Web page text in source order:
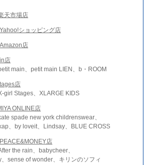
天市場店
ショッピング店
店
店
main、petit main LIEN、b・ROOM
店
girl Stages、XLARGE KIDS
ONLINE店
spade new york childrenswear、
、by loveit、Lindsay、BLUE CROSS
店
the rain、babycheer、
sense of wonder、キリンのソフィ